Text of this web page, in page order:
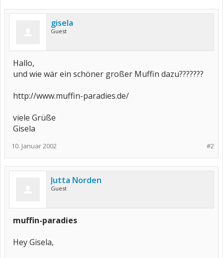
gisela
Guest
Hallo,
und wie wär ein schöner großer Muffin dazu???????
http://www.muffin-paradies.de/
viele Grüße
Gisela
#2
10. Januar 2002
Jutta Norden
Guest
muffin-paradies
Hey Gisela,